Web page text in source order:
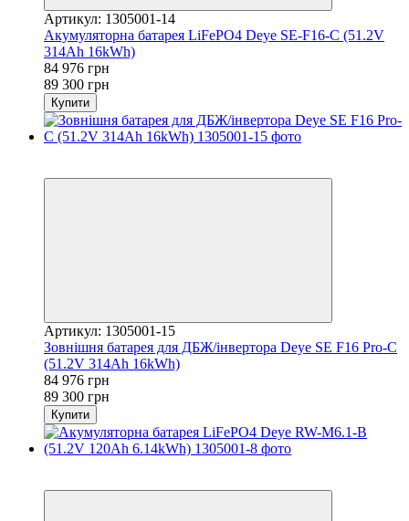
Артикул: 1305001-14
Акумуляторна батарея LiFePO4 Deye SE-F16-C (51.2V
314Ah 16kWh)
84 976 грн
89 300 грн
Купити
Артикул: 1305001-15
Зовнішня батарея для ДБЖ/інвертора Deye SE F16 Pro-C
(51.2V 314Ah 16kWh)
84 976 грн
89 300 грн
Купити